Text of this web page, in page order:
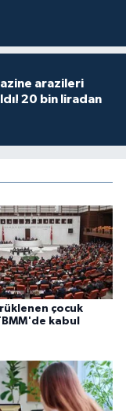
arazileri
20 bin liradan
çocuk
kabul